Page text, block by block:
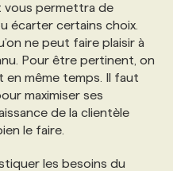
vous permettra de
écarter certains choix.
ne peut faire plaisir à
Pour être pertinent, on
même temps. Il faut
maximiser ses
de la clientèle
le faire.
les besoins du